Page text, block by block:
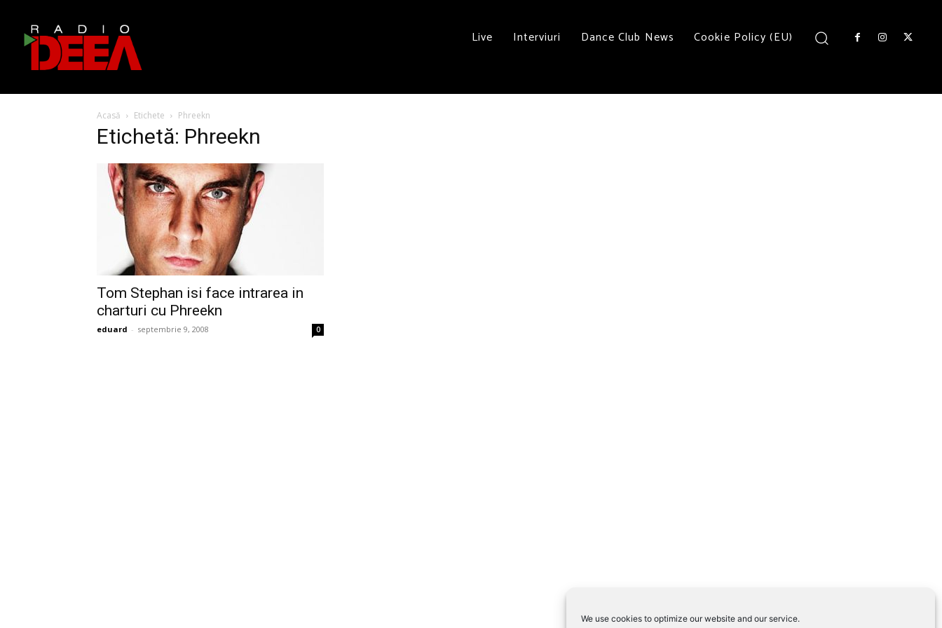
We use cookies to optimize our website and our service.
Live Interviuri Dance Club News Cookie Policy (EU)
Acasă Etichete Phreekn
Etichetă: Phreekn
Tom Stephan isi face intrarea in
charturi cu Phreekn
eduard - septembrie 9, 2008 0